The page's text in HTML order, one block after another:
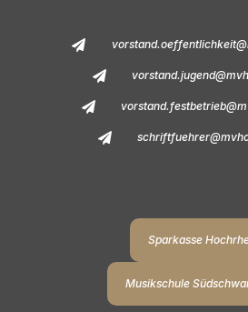
Sparkasse
Musikschule